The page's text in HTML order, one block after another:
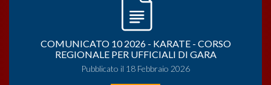
COMUNICATO 10 2026 - KARATE - CORSO
REGIONALE PER UFFICIALI DI GARA
Pubblicato il 18 Febbraio 2026